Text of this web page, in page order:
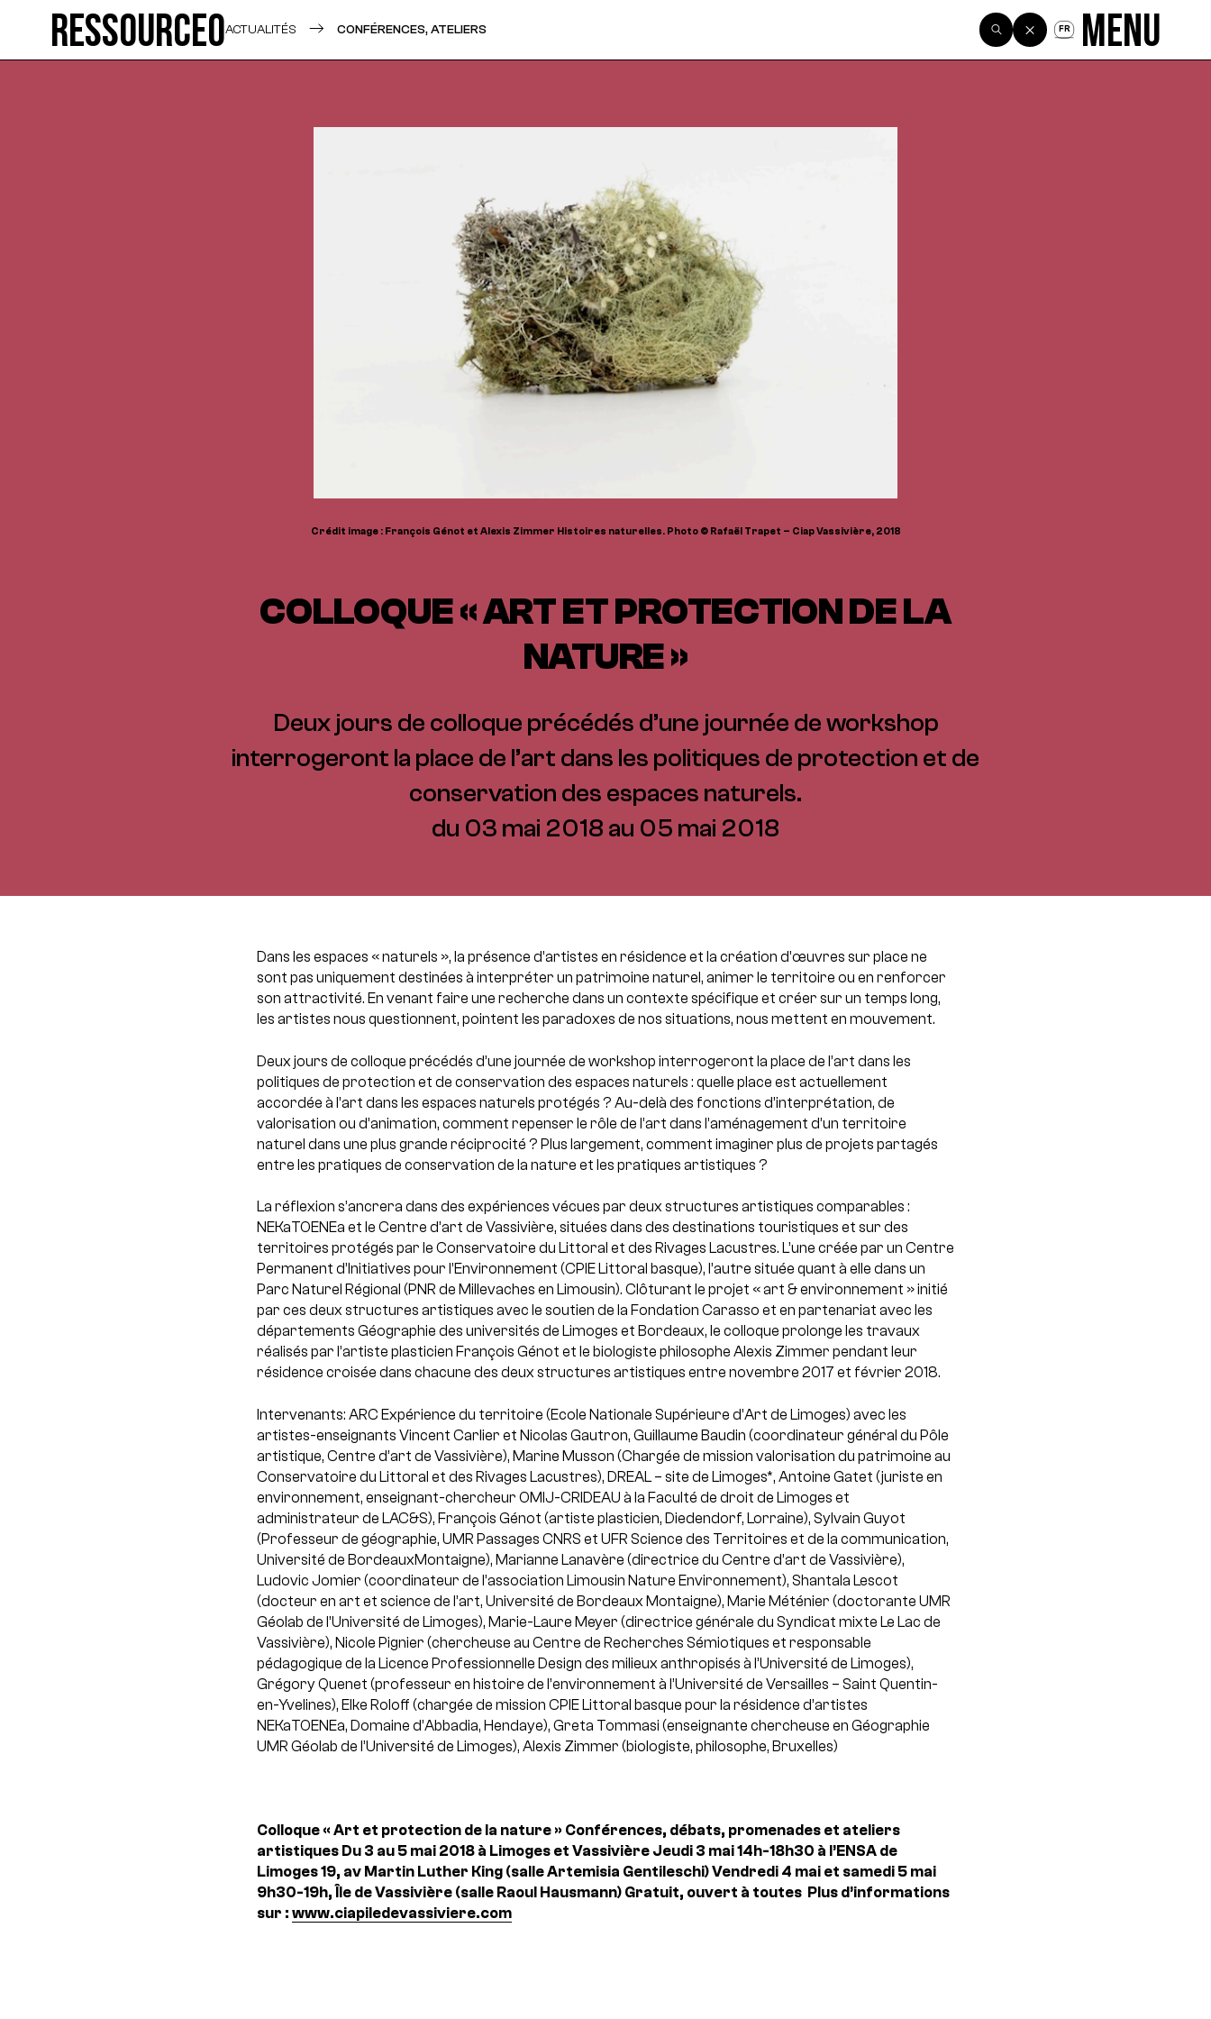
Ressource0ACTUALITÉS CONFÉRENCES, ATELIERS FR Menu
Crédit image : François Génot et Alexis Zimmer Histoires naturelles. Photo © Rafaël Trapet – Ciap Vassivière, 2018
COLLOQUE « ART ET PROTECTION DE LA
NATURE »
Deux jours de colloque précédés d’une journée de workshop
interrogeront la place de l’art dans les politiques de protection et de
conservation des espaces naturels.
du 03 mai 2018 au 05 mai 2018
Dans les espaces « naturels », la présence d’artistes en résidence et la création d’œuvres sur place ne
sont pas uniquement destinées à interpréter un patrimoine naturel, animer le territoire ou en renforcer
son attractivité. En venant faire une recherche dans un contexte spécifique et créer sur un temps long,
les artistes nous questionnent, pointent les paradoxes de nos situations, nous mettent en mouvement.
Deux jours de colloque précédés d’une journée de workshop interrogeront la place de l’art dans les
politiques de protection et de conservation des espaces naturels : quelle place est actuellement
accordée à l’art dans les espaces naturels protégés ? Au-delà des fonctions d’interprétation, de
valorisation ou d’animation, comment repenser le rôle de l’art dans l’aménagement d’un territoire
naturel dans une plus grande réciprocité ? Plus largement, comment imaginer plus de projets partagés
entre les pratiques de conservation de la nature et les pratiques artistiques ?
La réflexion s’ancrera dans des expériences vécues par deux structures artistiques comparables :
NEKaTOENEa et le Centre d’art de Vassivière, situées dans des destinations touristiques et sur des
territoires protégés par le Conservatoire du Littoral et des Rivages Lacustres. L’une créée par un Centre
Permanent d’Initiatives pour l’Environnement (CPIE Littoral basque), l’autre située quant à elle dans un
Parc Naturel Régional (PNR de Millevaches en Limousin). Clôturant le projet « art & environnement » initié
par ces deux structures artistiques avec le soutien de la Fondation Carasso et en partenariat avec les
départements Géographie des universités de Limoges et Bordeaux, le colloque prolonge les travaux
réalisés par l’artiste plasticien François Génot et le biologiste philosophe Alexis Zimmer pendant leur
résidence croisée dans chacune des deux structures artistiques entre novembre 2017 et février 2018.
Intervenants: ARC Expérience du territoire (Ecole Nationale Supérieure d’Art de Limoges) avec les
artistes-enseignants Vincent Carlier et Nicolas Gautron, Guillaume Baudin (coordinateur général du Pôle
artistique, Centre d’art de Vassivière), Marine Musson (Chargée de mission valorisation du patrimoine au
Conservatoire du Littoral et des Rivages Lacustres), DREAL – site de Limoges*, Antoine Gatet (juriste en
environnement, enseignant-chercheur OMIJ-CRIDEAU à la Faculté de droit de Limoges et
administrateur de LAC&S), François Génot (artiste plasticien, Diedendorf, Lorraine), Sylvain Guyot
(Professeur de géographie, UMR Passages CNRS et UFR Science des Territoires et de la communication,
Université de BordeauxMontaigne), Marianne Lanavère (directrice du Centre d’art de Vassivière),
Ludovic Jomier (coordinateur de l’association Limousin Nature Environnement), Shantala Lescot
(docteur en art et science de l’art, Université de Bordeaux Montaigne), Marie Méténier (doctorante UMR
Géolab de l’Université de Limoges), Marie-Laure Meyer (directrice générale du Syndicat mixte Le Lac de
Vassivière), Nicole Pignier (chercheuse au Centre de Recherches Sémiotiques et responsable
pédagogique de la Licence Professionnelle Design des milieux anthropisés à l’Université de Limoges),
Grégory Quenet (professeur en histoire de l’environnement à l’Université de Versailles – Saint Quentin-
en-Yvelines), Elke Roloff (chargée de mission CPIE Littoral basque pour la résidence d’artistes
NEKaTOENEa, Domaine d’Abbadia, Hendaye), Greta Tommasi (enseignante chercheuse en Géographie
UMR Géolab de l’Université de Limoges), Alexis Zimmer (biologiste, philosophe, Bruxelles)
Colloque « Art et protection de la nature » Conférences, débats, promenades et ateliers
artistiques Du 3 au 5 mai 2018 à Limoges et Vassivière Jeudi 3 mai 14h-18h30 à l’ENSA de
Limoges 19, av Martin Luther King (salle Artemisia Gentileschi)Vendredi 4 mai et samedi 5 mai
9h30-19h, Île de Vassivière (salle Raoul Hausmann) Gratuit, ouvert à toutes Plus d’informations
sur : www.ciapiledevassiviere.com